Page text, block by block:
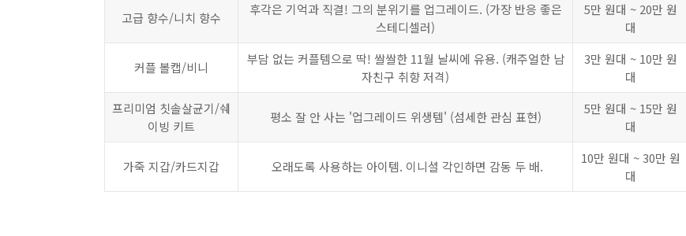
고급 향수/니치 향수
후각은 기억과 직결! 그의 분위기를 업그레이드. (가장 반응 좋은
스테디셀러)
5만 원대 ~ 20만 원
대
커플 볼캡/비니
부담 없는 커플템으로 딱! 쌀쌀한 11월 날씨에 유용. (캐주얼한 남
자친구 취향 저격)
3만 원대 ~ 10만 원
대
프리미엄 칫솔살균기/쉐
이빙 키트
평소 잘 안 사는 '업그레이드 위생템' (섬세한 관심 표현)
5만 원대 ~ 15만 원
대
가죽 지갑/카드지갑 오래도록 사용하는 아이템. 이니셜 각인하면 감동 두 배.
10만 원대 ~ 30만 원
대